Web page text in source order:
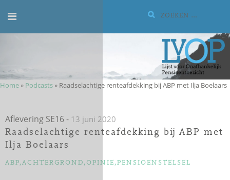
naar
de
Zoeken:
Home » Podcasts » Raadselachtige renteafdekking bij ABP met Ilja Boelaars
Aflevering SE16- 13 juni 2020
Raadselachtige renteafdekking bij ABP met
Ilja Boelaars
CATEGORIEËN
ABP, ACHTERGROND , OPINIE , PENSIOENSTELSEL